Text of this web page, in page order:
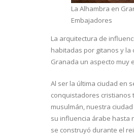
La Alhambra en
Embajadores
La arquitectura de
habitadas por gitanos y la
Granada un aspecto muy
Al ser la última ciudad en
conquistadores cristianos
musulmán, nuestra
su influencia árabe hasta
se construyó durante el